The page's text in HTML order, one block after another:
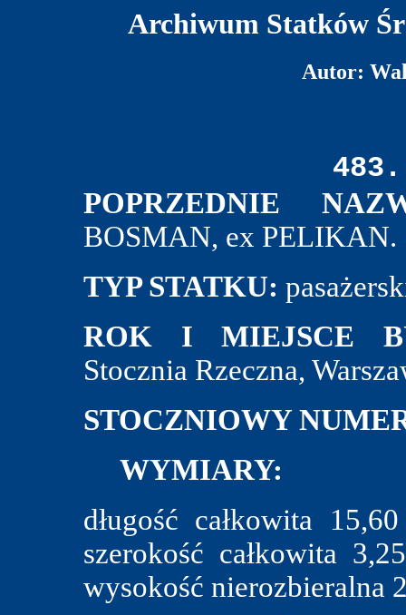
Archiwum Statków
Autor:
483.
POPRZEDNIE
BOSMAN, ex PELIKAN.
TYP STATKU:
ROK I MIEJSCE
Stocznia Rzeczna,
STOCZNIOWY
WYMIARY:
długość całkowita
szerokość całkowita
wysokość nierozbieralna